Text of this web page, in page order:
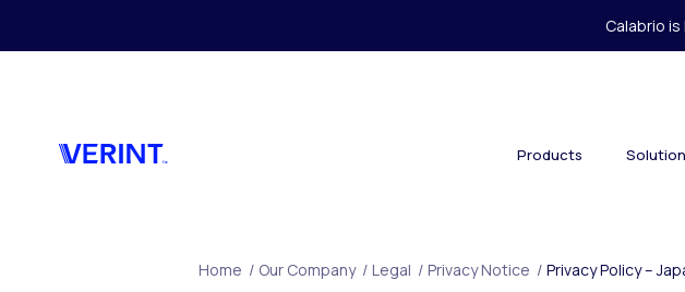
Calabrio
Products
Home / Our Company / Legal / Privacy Notice / Privacy Policy –